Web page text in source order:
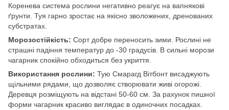
Коренева система рослини негативно реагує на вапнякові
ґрунти. Туя гарно зростає на якісно зволожених, дренованих
субстратах.
Морозостійкість: Сорт добре переносить зими. Рослині не
страшні падіння температур до -30 градусів. В сильні морози
чагарник спокійно обходиться без укриття.
Використання рослини: Тую Смарагд Вітбонт висаджують
щільними рядами, що дозволяє створювати живі огорожі.
Деревця розміщують на відстані 50-60 см. За рахунок пишної
форми чагарник красиво виглядає в одиночних посадках.